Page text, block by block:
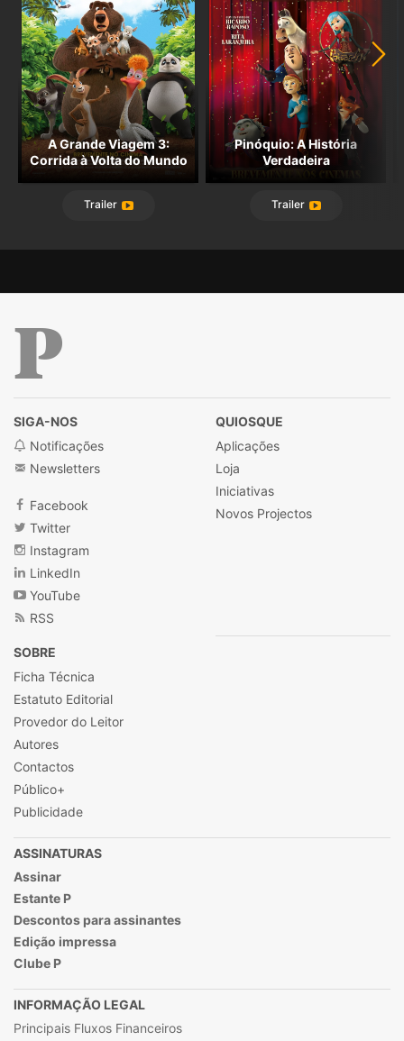
A Grande Viagem 3:
Corrida à Volta do Mundo
Trailer
Pinóquio: A História
Verdadeira
Trailer
SIGA-NOS
Notificações
Newsletters
Facebook
Twitter
Instagram
LinkedIn
YouTube
RSS
QUIOSQUE
Aplicações
Loja
Iniciativas
Novos Projectos
SOBRE
Ficha Técnica
Estatuto Editorial
Provedor do Leitor
Autores
Contactos
Público+
Publicidade
ASSINATURAS
Assinar
Estante P
Descontos para assinantes
Edição impressa
Clube P
INFORMAÇÃO LEGAL
Principais Fluxos Financeiros